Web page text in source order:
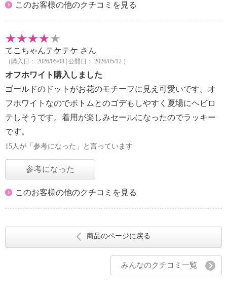
このお客様の他のクチコミを見る
てこちゃんテケテケ さん
（購入日： 2026/05/08 | 公開日： 2026/05/12 ）
オフホワイト購入しました
ゴールドのドットがお花のモチーフに見え可愛いです。オ
フホワイトなのでボトムとのゴデもしやすく夏場にヘビロ
テしそうです。着用が楽しみセールになったのでラッキー
です。
15人が「参考になった」と言っています
参考になった
このお客様の他のクチコミを見る
商品のページに戻る
みんなのクチコミ一覧